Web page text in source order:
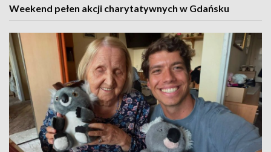
Weekend pełen akcji charytatywnych w Gdańsku